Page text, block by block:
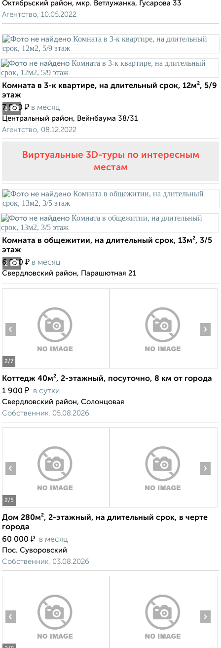
Октябрьский район, мкр. Ветлужанка, Гусарова 33
Агентство, 10.05.2022
3
Комната в 3-к квартире, на длительный срок, 12м², 5/9
этаж
7 500 ₽ в месяц
Центральный район, Вейнбаума 38/31
Агентство, 08.12.2022
Виртуальные 3D-туры по интересным
местам
2
Комната в общежитии, на длительный срок, 13м², 3/5
этаж
6 500 ₽ в месяц
Свердловский район, Парашютная 21
2/7
‹ ›
Коттедж 40м², 2-этажный, посуточно, 8 км от города
1 900 ₽ в сутки
Свердловский район, Солонцовая
Собственник, 05.08.2026
2/5
‹ ›
Дом 280м², 2-этажный, на длительный срок, в черте
города
60 000 ₽ в месяц
Пос. Суворовский
Собственник, 03.08.2026
‹ ›